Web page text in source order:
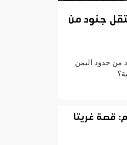
جنود من
من حدود اليمن
قصة غريتا